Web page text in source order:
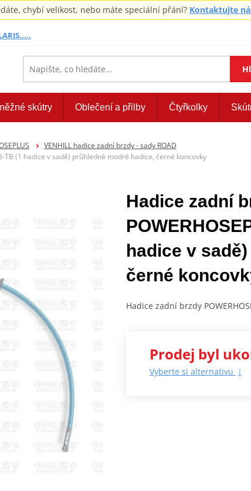
chybí velikost, nebo máte speciální přání? Kontaktujte
skútry Oblečení a přilby Čtyřkolky
VENHILL hadice zadní brzdy - sady ROAD
TB (1 hadice v sadě) průhledně modré hadice, černé koncovky
Hadice zadní
hadice v
černé
Hadice zadní brzdy
Prodej byl
Vyberte si alternativu